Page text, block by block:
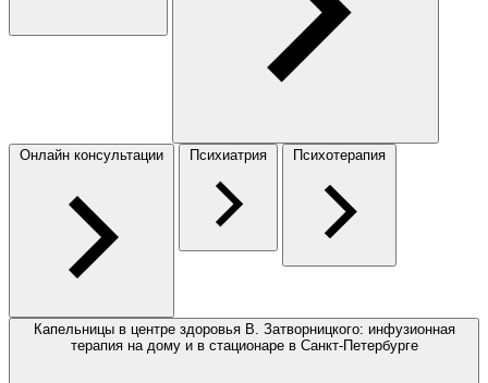
Онлайн консультации Психиатрия Психотерапия
Капельницы в центре здоровья В. Затворницкого: инфузионная
терапия на дому и в стационаре в Санкт-Петербурге